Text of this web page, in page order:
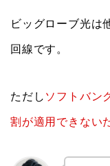
ビッグローブ光は
回線です。
ただし ソフトバン
割が適用できない